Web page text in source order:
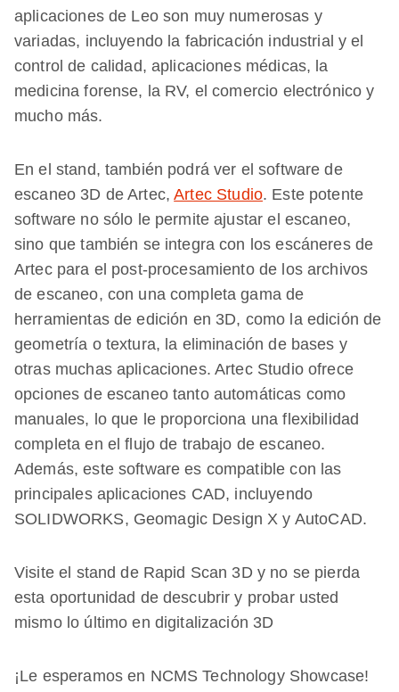
aplicaciones de Leo son muy numerosas y
variadas, incluyendo la fabricación industrial y el
control de calidad, aplicaciones médicas, la
medicina forense, la RV, el comercio electrónico y
mucho más.
En el stand, también podrá ver el software de
escaneo 3D de Artec,Artec Studio. Este potente
software no sólo le permite ajustar el escaneo,
sino que también se integra con los escáneres de
Artec para el post-procesamiento de los archivos
de escaneo, con una completa gama de
herramientas de edición en 3D, como la edición de
geometría o textura, la eliminación de bases y
otras muchas aplicaciones. Artec Studio ofrece
opciones de escaneo tanto automáticas como
manuales, lo que le proporciona una flexibilidad
completa en el flujo de trabajo de escaneo.
Además, este software es compatible con las
principales aplicaciones CAD, incluyendo
SOLIDWORKS, Geomagic Design X y AutoCAD.
Visite el stand de Rapid Scan 3D y no se pierda
esta oportunidad de descubrir y probar usted
mismo lo último en digitalización 3D
¡Le esperamos en NCMS Technology Showcase!